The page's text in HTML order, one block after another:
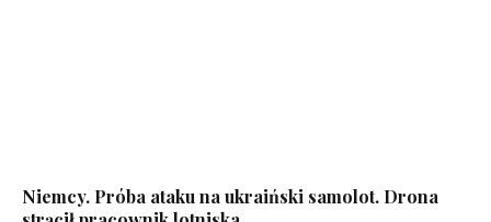
Niemcy. Próba ataku na ukraiński samolot. Drona